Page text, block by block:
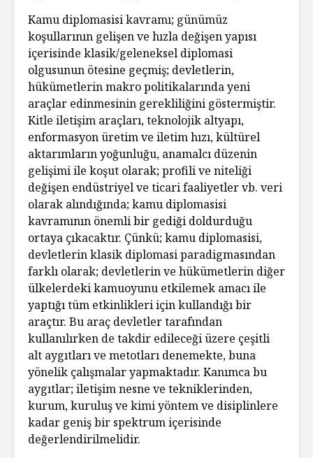
Kamu diplomasisi kavramı; günümüz
koşullarının gelişen ve hızla değişen yapısı
içerisinde klasik/geleneksel diplomasi
olgusunun ötesine geçmiş; devletlerin,
hükümetlerin makro politikalarında yeni
araçlar edinmesinin gerekliliğini göstermiştir.
Kitle iletişim araçları, teknolojik altyapı,
enformasyon üretim ve iletim hızı, kültürel
aktarımların yoğunluğu, anamalcı düzenin
gelişimi ile koşut olarak; profili ve niteliği
değişen endüstriyel ve ticari faaliyetler vb. veri
olarak alındığında; kamu diplomasisi
kavramının önemli bir gediği doldurduğu
ortaya çıkacaktır. Çünkü; kamu diplomasisi,
devletlerin klasik diplomasi paradigmasından
farklı olarak; devletlerin ve hükümetlerin diğer
ülkelerdeki kamuoyunu etkilemek amacı ile
yaptığı tüm etkinlikleri için kullandığı bir
araçtır. Bu araç devletler tarafından
kullanılırken de takdir edileceği üzere çeşitli
alt aygıtları ve metotları denemekte, buna
yönelik çalışmalar yapmaktadır. Kanımca bu
aygıtlar; iletişim nesne ve tekniklerinden,
kurum, kuruluş ve kimi yöntem ve disiplinlere
kadar geniş bir spektrum içerisinde
değerlendirilmelidir.